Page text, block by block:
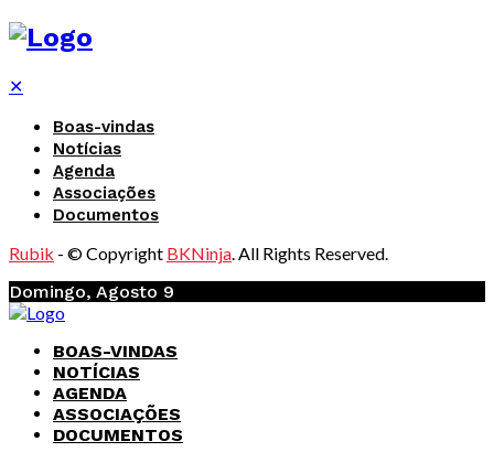
✕
Boas-vindas
Notícias
Agenda
Associações
Documentos
Rubik - © Copyright BKNinja. All Rights Reserved.
Domingo, Agosto 9
BOAS-VINDAS
NOTÍCIAS
AGENDA
ASSOCIAÇÕES
DOCUMENTOS